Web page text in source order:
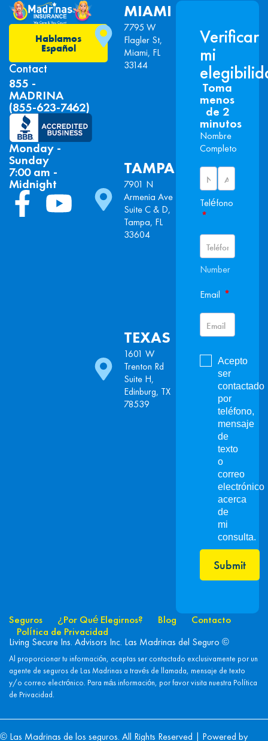
Hablamos
Español
Contact
855 -
MADRINA
(855-623-7462)
Monday -
Sunday
7:00 am -
Midnight
MIAMI
7795 W
Flagler St,
Miami, FL
33144
TAMPA
7901 N
Armenia Ave
Suite C & D,
Tampa, FL
33604
TEXAS
1601 W
Trenton Rd
Suite H,
Edinburg, TX
78539
Verificar
mi
Toma
menos
de 2
minutos
Nombre
Completo
Teléfono
*
Number
Email *
Acepto
ser
contactado
por
teléfono,
mensaje
de
texto
o
correo
electrónico
acerca
de
mi
consulta.
Submit
Seguros ¿Por Qué Elegirnos? Blog
Contacto
Política de Privacidad
Living Secure Ins. Advisors Inc. Las Madrinas del Seguro ©
Al proporcionar tu información, aceptas ser contactado exclusivamente por un
agente de seguros de Las Madrinas a través de llamada, mensaje de texto
y/o correo electrónico. Para más información, por favor visita nuestra Política
de Privacidad.
© Las Madrinas de los seguros. All Rights Reserved | Powered by